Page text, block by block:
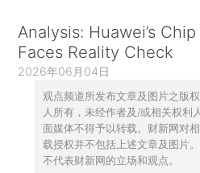
Analysis: Huawei’s
Faces Reality Check
2026年06月04日
观点频道所发布文章及图片之版
人所有，未经作者及/或相关权利
面媒体不得予以转载。财新网对
载授权并不包括上述文章及图片
不代表财新网的立场和观点。